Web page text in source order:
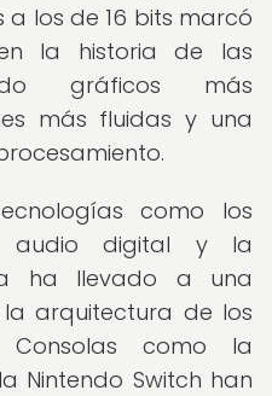
los de 16 bits marcó
la historia de las
gráficos más
más fluidas y una
como los
audio digital y la
ha llevado a una
arquitectura de los
como la
Nintendo Switch han